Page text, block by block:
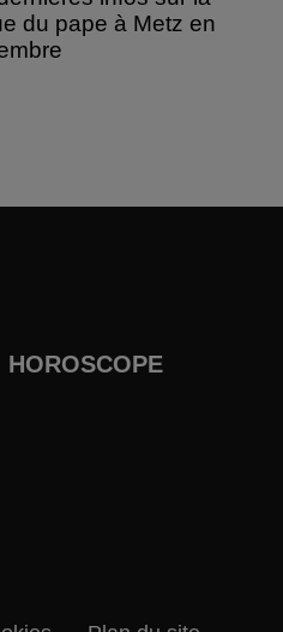
du pape à Metz en
HOROSCOPE